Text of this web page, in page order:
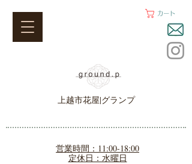
上越市花屋|グランプ
営業時間：11:00-18:00
定休日：水曜日
カート